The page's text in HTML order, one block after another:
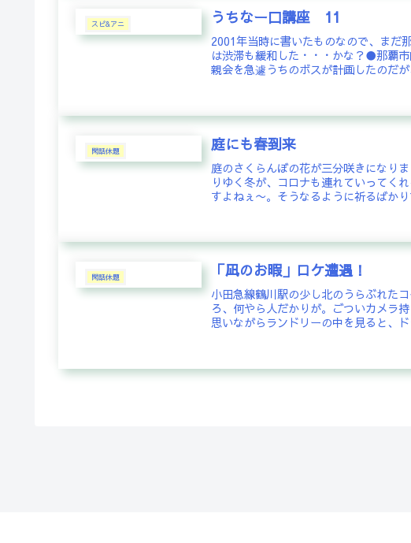
スピ&アニ うちなー口講座 11
2001年当時に書いたものなので、まだ
は渋滞も緩和した・・・かな？●那覇
親会を急遽うちのボスが計画したのだ
閑話休題 庭にも春到来
庭のさくらんぼの花が三分咲きになり
りゆく冬が、コロナも連れていってく
すよねぇ〜。そうなるように祈るばか
閑話休題 「凪のお暇」ロケ遭遇！
小田急線鶴川駅の少し北のうらぶれた
ろ、何やら人だかりが。ごついカメラ
思いながらランドリーの中を見ると、